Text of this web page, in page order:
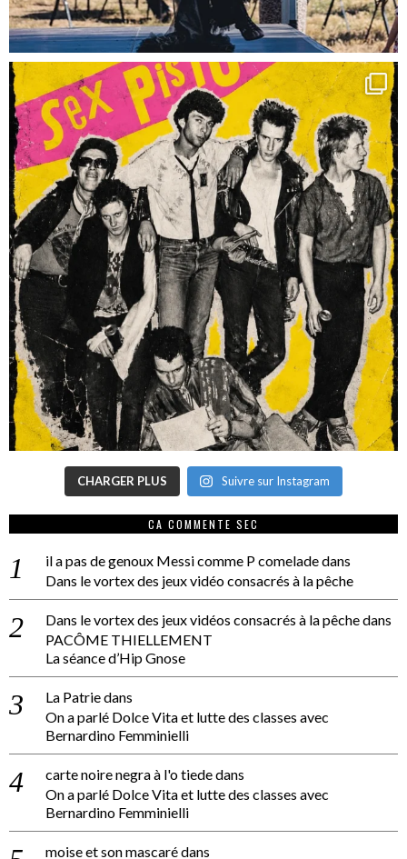
CHARGER PLUS Suivre sur Instagram
CA COMMENTE SEC
il a pas de genoux Messi comme P comeladedans
Dans le vortex des jeux vidéo consacrés à la pêche
Dans le vortex des jeux vidéos consacrés à la pêchedans
PACÔME THIELLEMENT
La séance d’Hip Gnose
La Patriedans
On a parlé Dolce Vita et lutte des classes avec
Bernardino Femminielli
carte noire negra à l'o tiededans
On a parlé Dolce Vita et lutte des classes avec
Bernardino Femminielli
moise et son mascarédans